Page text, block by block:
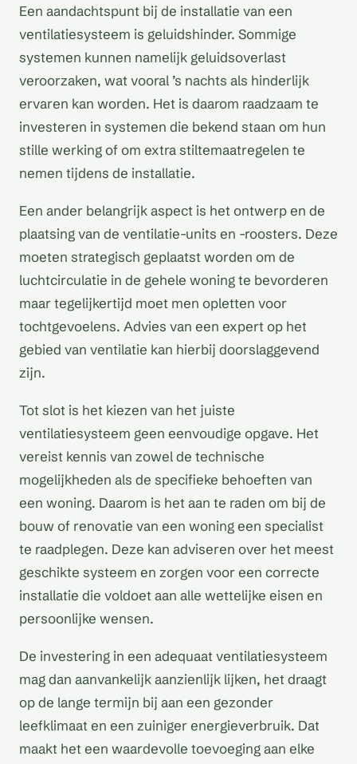
Een aandachtspunt bij de installatie van een
ventilatiesysteem is geluidshinder. Sommige
systemen kunnen namelijk geluidsoverlast
veroorzaken, wat vooral ’s nachts als hinderlijk
ervaren kan worden. Het is daarom raadzaam te
investeren in systemen die bekend staan om hun
stille werking of om extra stiltemaatregelen te
nemen tijdens de installatie.
Een ander belangrijk aspect is het ontwerp en de
plaatsing van de ventilatie-units en -roosters. Deze
moeten strategisch geplaatst worden om de
luchtcirculatie in de gehele woning te bevorderen
maar tegelijkertijd moet men opletten voor
tochtgevoelens. Advies van een expert op het
gebied van ventilatie kan hierbij doorslaggevend
zijn.
Tot slot is het kiezen van het juiste
ventilatiesysteem geen eenvoudige opgave. Het
vereist kennis van zowel de technische
mogelijkheden als de specifieke behoeften van
een woning. Daarom is het aan te raden om bij de
bouw of renovatie van een woning een specialist
te raadplegen. Deze kan adviseren over het meest
geschikte systeem en zorgen voor een correcte
installatie die voldoet aan alle wettelijke eisen en
persoonlijke wensen.
De investering in een adequaat ventilatiesysteem
mag dan aanvankelijk aanzienlijk lijken, het draagt
op de lange termijn bij aan een gezonder
leefklimaat en een zuiniger energieverbruik. Dat
maakt het een waardevolle toevoeging aan elke